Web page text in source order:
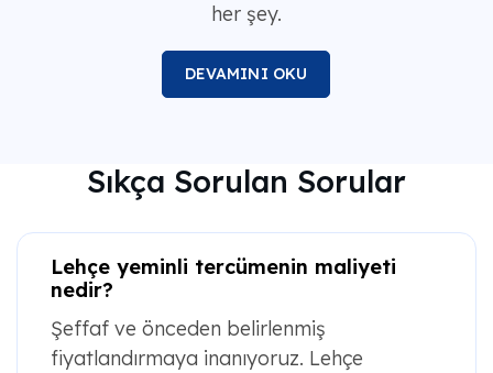
her şey.
DEVAMINI OKU
Sıkça Sorulan Sorular
Lehçe yeminli tercümenin maliyeti
nedir?
Şeffaf ve önceden belirlenmiş
fiyatlandırmaya inanıyoruz. Lehçe